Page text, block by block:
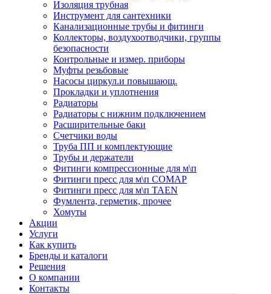
Изоляция трубная
Инструмент для сантехники
Канализационные трубы и фитинги
Коллекторы, воздухоотводчики, группы
безопасности
Контрольные и измер. приборы
Муфты резьбовые
Насосы циркул.и повышающ.
Прокладки и уплотнения
Радиаторы
Радиаторы с нижним подключением
Расширительные баки
Счетчики воды
Труба ПП и комплектующие
Трубы и держатели
Фитинги компрессионные для м\п
Фитинги пресс для м\п COMAP
Фитинги пресс для м\п TAEN
Фумлента, герметик, прочее
Хомуты
Акции
Услуги
Как купить
Бренды и каталоги
Решения
О компании
Контакты